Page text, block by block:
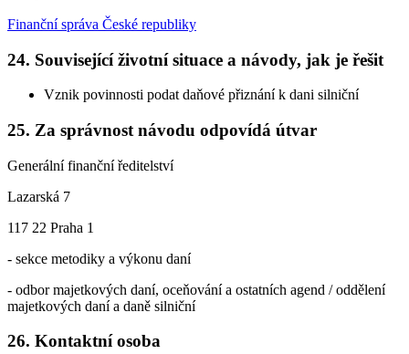
Finanční správa České republiky
24. Související životní situace a návody, jak je řešit
Vznik povinnosti podat daňové přiznání k dani silniční
25. Za správnost návodu odpovídá útvar
Generální finanční ředitelství
Lazarská 7
117 22 Praha 1
- sekce metodiky a výkonu daní
- odbor majetkových daní, oceňování a ostatních agend / oddělení
majetkových daní a daně silniční
26. Kontaktní osoba